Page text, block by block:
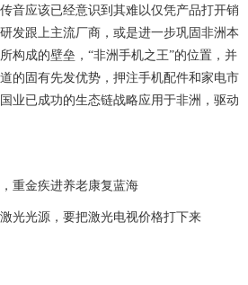
音应该已经意识到其难以仅凭产品打开销
发跟上主流厂商，或是进一步巩固非洲本
构成的壁垒，“非洲手机之王”的位置，并
的固有先发优势，押注手机配件和家电市
业已成功的生态链战略应用于非洲，驱动
重金疾进养老康复蓝海
光光源，要把激光电视价格打下来